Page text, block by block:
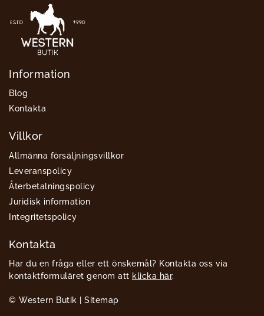
Information
Blog
Kontakta
Villkor
Allmänna försäljningsvillkor
Leveranspolicy
Återbetalningspolicy
Juridisk information
Integritetspolicy
Kontakta
Har du en fråga eller ett önskemål? Kontakta oss via
kontaktformuläret genom att klicka här.
© Western Butik | Sitemap